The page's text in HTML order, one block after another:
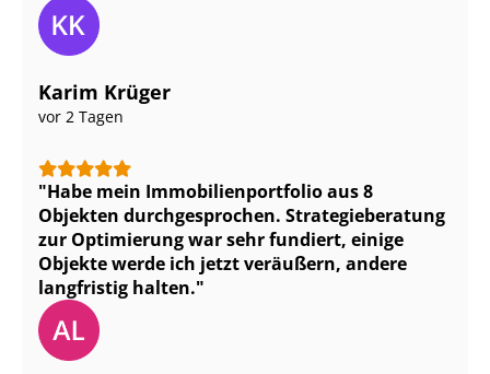
Karim Krüger
vor 2 Tagen
Habe mein Im­mo­bi­li­en­port­fo­lio aus 8
Objekten durchgesprochen. Stra­te­gie­be­ra­tung
zur Optimierung war sehr fundiert, einige
Objekte werde ich jetzt veräußern, andere
langfristig halten.